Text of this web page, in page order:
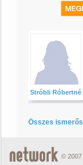
Stróbli Róbertné
Összes
© 2007